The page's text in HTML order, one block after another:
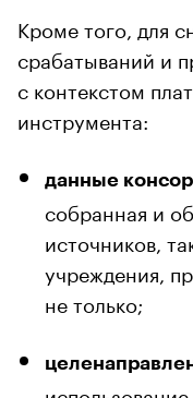
Кроме того, для
срабатываний и
с контекстом
инструмента:
данные
собранная и
источников,
учреждения,
не только;